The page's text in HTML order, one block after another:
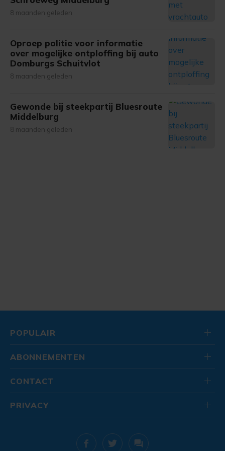
8 maanden geleden
Oproep politie voor informatie
over mogelijke ontploffing bij auto
Domburgs Schuitvlot
8 maanden geleden
Gewonde bij steekpartij Bluesroute
Middelburg
8 maanden geleden
POPULAIR
ABONNEMENTEN
CONTACT
PRIVACY